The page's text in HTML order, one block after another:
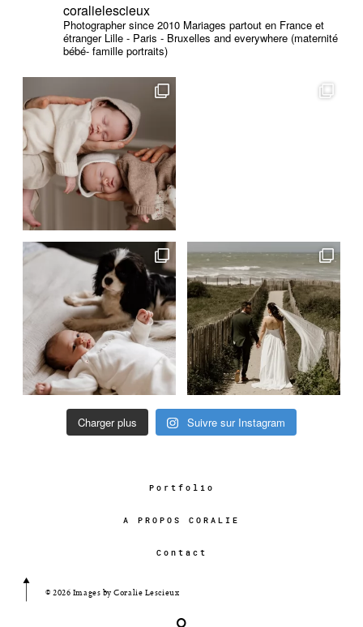
coralielescieux
Photographer since 2010 Mariages partout en France et
étranger Lille - Paris - Bruxelles and everywhere (maternité
bébé- famille portraits)
Charger plus Suivre sur Instagram
Portfolio
A PROPOS CORALIE
Contact
© 2026 Images by Coralie Lescieux